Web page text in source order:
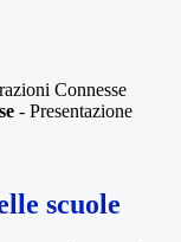
Connesse
- Presentazione
scuole